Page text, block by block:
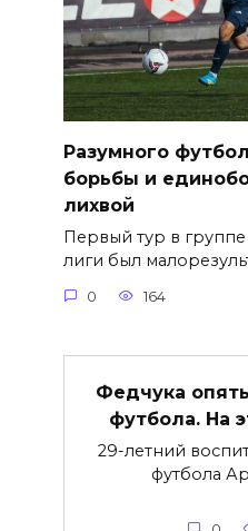
Разумного
борьбы и
лихвой
Первый тур в
лиги был
0 164
Федчука
футбола. На
29-летний
футбола